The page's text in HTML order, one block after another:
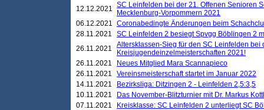
12.12.2021 SC Leinfelden bei der 21. Offenen Senioren
Mecklenburg-Vorpommern 2021
06.12.2021 Coronabedingte Änderungen beim
28.11.2021
SC Leinfelden 2 besiegt Spvgg Böblingen 2
26.11.2021
Altersklassen-Sieg für den SC Leinfelden bei
Kreisjugendeinzelmeisterschaften 2021!
26.11.2021
Neues Mitglied Mara Scannapieco
26.11.2021
Vereinsmeisterschaft startet im Januar 2022
14.11.2021
Bezirksliga: Ditzingen 2 - Leinfelden 2,5:3,5
10.11.2021
Das November-Blitzturnier mit Dr. Markus
07.11.2021
Kreisklasse: SC Leinfelden 2 unterliegt SC